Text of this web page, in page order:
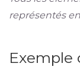
représentés
Exemple